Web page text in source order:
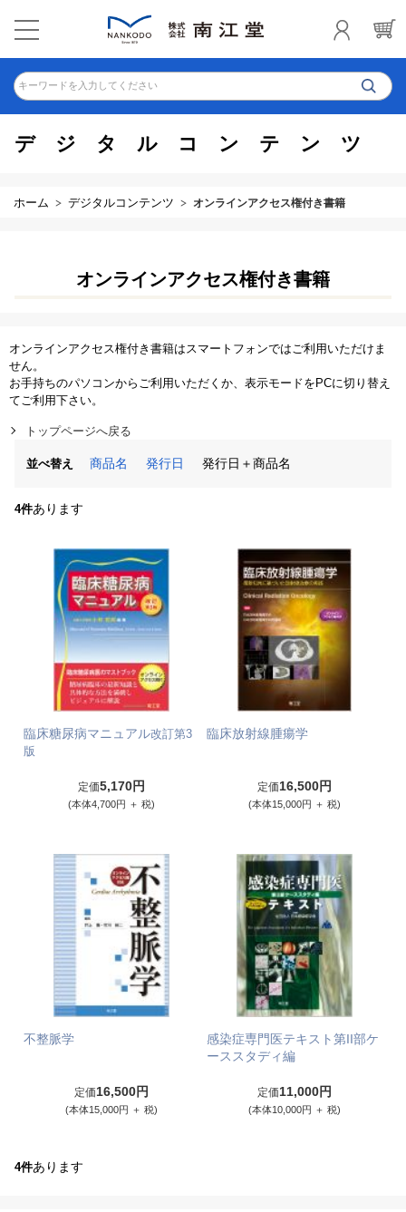
キーワードを入力してください
デジタルコンテンツ
ホーム デジタルコンテンツ オンラインアクセス権付き書籍
オンラインアクセス権付き書籍
オンラインアクセス権付き書籍はスマートフォンではご利用いただけま
せん。
お手持ちのパソコンからご利用いただくか、表示モードをPCに切り替え
てご利用下さい。
トップページへ戻る
並べ替え 商品名 発行日 発行日＋商品名
4件あります
臨床糖尿病マニュアル改訂第3
版
定価5,170円
(本体4,700円 ＋ 税)
臨床放射線腫瘍学
定価16,500円
(本体15,000円 ＋ 税)
不整脈学
定価16,500円
(本体15,000円 ＋ 税)
感染症専門医テキスト第II部ケ
ーススタディ編
定価11,000円
(本体10,000円 ＋ 税)
4件あります